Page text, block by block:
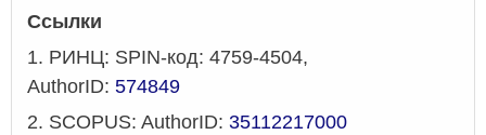
Ссылки
1. РИНЦ: SPIN-код: 4759-4504,
AuthorID: 574849
2. SCOPUS: AuthorID: 35112217000